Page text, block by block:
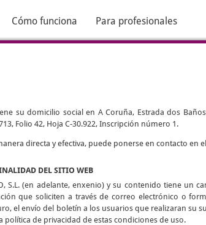
Cómo funciona Para profesionales
su domicilio social en A Coruña, Estrada dos
Folio 42, Hoja C-30.922, Inscripción número 1.
directa y efectiva, puede ponerse en contacto en
DEL SITIO WEB
S.L. (en adelante, enxenio) y su contenido tiene un
que soliciten a través de correo electrónico o
el envío del boletín a los usuarios que realizaran su
política de privacidad de estas condiciones de uso.